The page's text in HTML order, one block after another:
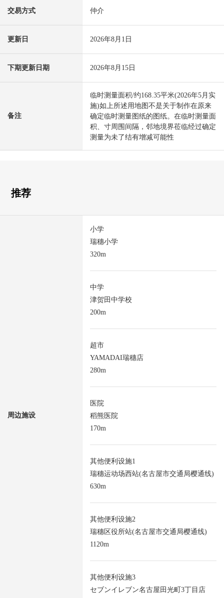
交易方式 仲介
更新日 2026年8月1日
下期更新日期 2026年8月15日
备注
临时测量面积/约168.35平米(2026年5月实
施)如上所述用地图不是关于制作在原来
确定临时测量图纸的图纸。在临时测量面
积、寸周围间隔，邻地境界莅临经过确定
测量为未了结有增减可能性
推荐
周边施设
小学
瑞穗小学
320m
中学
津贺田中学校
200m
超市
YAMADAI瑞穗店
280m
医院
稻熊医院
170m
其他便利设施1
瑞穗运动场西站(名古屋市交通局樱通线)
630m
其他便利设施2
瑞穗区役所站(名古屋市交通局樱通线)
1120m
其他便利设施3
セブンイレブン名古屋田光町3丁目店